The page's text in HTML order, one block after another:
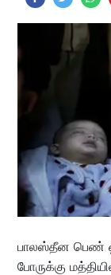
பாலஸ்தீன பெண்
போருக்கு